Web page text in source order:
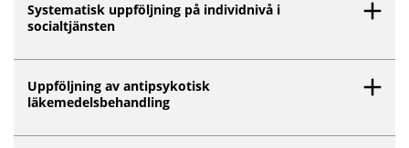
Systematisk uppföljning på individnivå i
socialtjänsten
Uppföljning av antipsykotisk
läkemedelsbehandling